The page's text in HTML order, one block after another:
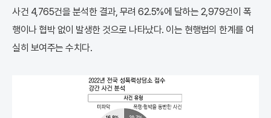
사건 4,765건을 분석한 결과, 무려 62.5%에 달하는 2,979건이 폭
행이나 협박 없이 발생한 것으로 나타났다. 이는 현행법의 한계를 여
실히 보여주는 수치다.